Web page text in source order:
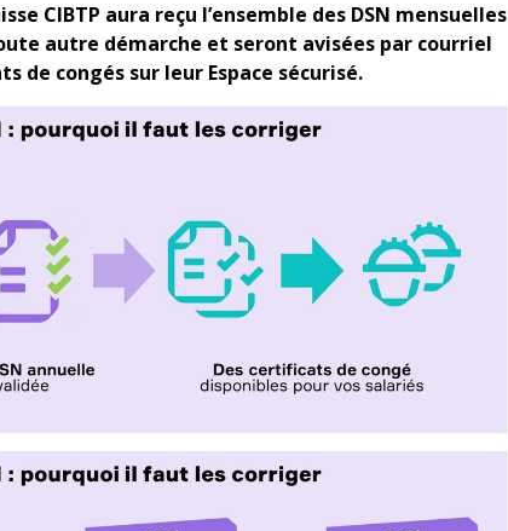
CIBTP aura reçu l’ensemble des DSN mensuelles
autre démarche et seront avisées par courriel
de congés sur leur Espace sécurisé.